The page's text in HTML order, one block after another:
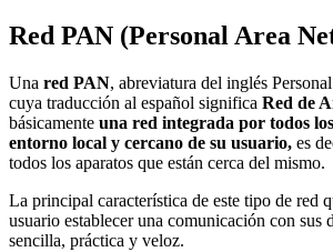
Red PAN (Personal Area
Una red PAN, abreviatura del inglés
cuya traducción al español significa Red de
básicamente una red integrada por todos
entorno local y cercano de su usuario, es
todos los aparatos que están cerca del mismo.
La principal característica de este tipo de red
usuario establecer una comunicación con sus
sencilla, práctica y veloz.